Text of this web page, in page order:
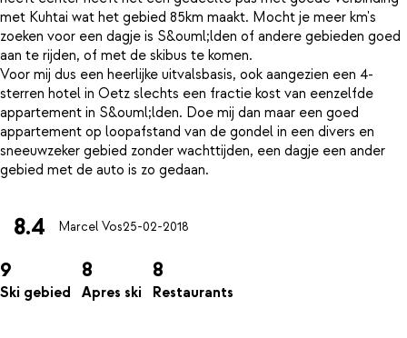
met Kuhtai wat het gebied 85km maakt. Mocht je meer km's
zoeken voor een dagje is S&ouml;lden of andere gebieden goed
aan te rijden, of met de skibus te komen.
Voor mij dus een heerlijke uitvalsbasis, ook aangezien een 4-
sterren hotel in Oetz slechts een fractie kost van eenzelfde
appartement in S&ouml;lden. Doe mij dan maar een goed
appartement op loopafstand van de gondel in een divers en
sneeuwzeker gebied zonder wachttijden, een dagje een ander
8.4 Marcel Vos25-02-2018
9
Ski gebied
8
Apres ski
8
Restaurants